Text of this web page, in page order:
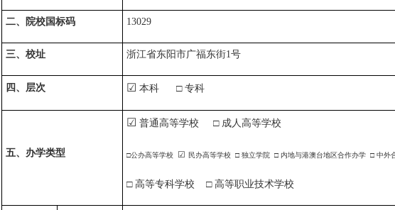
二、院校国标码 13029
三、校址 浙江省东阳市广福东街1号
四、层次 ☑ 本科 □ 专科
五、办学类型
☑ 普通高等学校 □ 成人高等学校
□公办高等学校 ☑ 民办高等学校 □ 独立学院 □ 内地与港澳台地区合作办学 □ 中外
□ 高等专科学校 □ 高等职业技术学校